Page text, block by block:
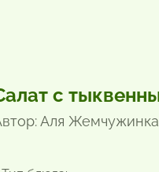
с
Аля Жемчужинка